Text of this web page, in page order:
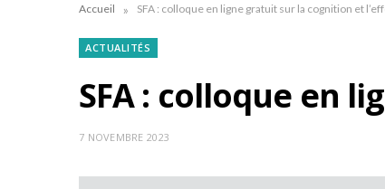
Accueil » SFA : colloque en ligne gratuit sur la cognition et
ACTUALITÉS
SFA : colloque en
7 NOVEMBRE 2023